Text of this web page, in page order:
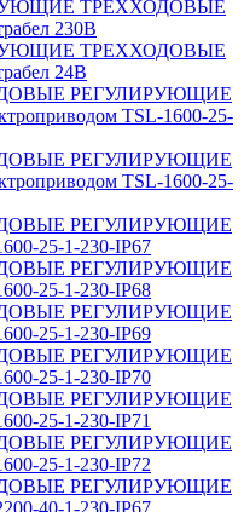
ТРЕХХОДОВЫЕ
230B
ТРЕХХОДОВЫЕ
24B
РЕГУЛИРУЮЩИЕ
TSL-1600-25-
РЕГУЛИРУЮЩИЕ
TSL-1600-25-
РЕГУЛИРУЮЩИЕ
25-1-230-IP67
РЕГУЛИРУЮЩИЕ
25-1-230-IP68
РЕГУЛИРУЮЩИЕ
25-1-230-IP69
РЕГУЛИРУЮЩИЕ
25-1-230-IP70
РЕГУЛИРУЮЩИЕ
25-1-230-IP71
РЕГУЛИРУЮЩИЕ
25-1-230-IP72
РЕГУЛИРУЮЩИЕ
40-1-230-IP67